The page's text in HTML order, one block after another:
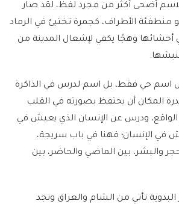
أضحى أكثر من مجرد لفظ، لقد صار
منطفئة الأطراف، كجمرة تختبئ في الرماد
أحشائها وهجًا يكفي لإشعال المدينة من
اسم حي فقط، بل اسم لدرس في الذاكرة
المكان أن يحتفظ بصورته في القلب
ودرس عن الإنسان الذي يعيش في
في الإنسان؛ فهنا في باب سريجة،
والبشر، بين الماضي والحاضر، بين
تأتي من الشام والعراق ونجد